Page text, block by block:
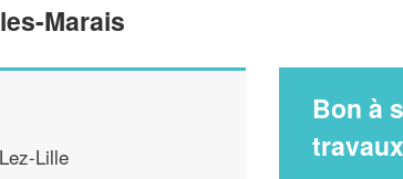
Marais
Lille
Bon à
travaux